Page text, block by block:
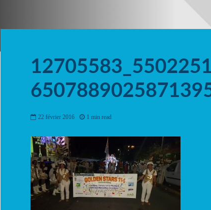
22 février 2016 1 min read